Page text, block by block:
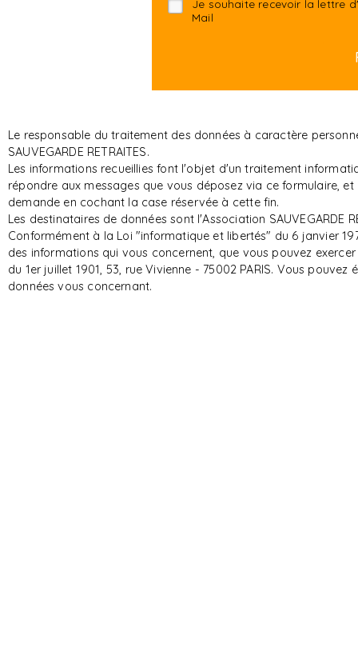
Je souhaite recevoir la lettre
Mail
Le responsable du traitement des données à caractère
SAUVEGARDE RETRAITES.
Les informations recueillies font l'objet d'un traitement
répondre aux messages que vous déposez via ce formulaire,
demande en cochant la case réservée à cette fin.
Les destinataires de données sont l'Association SAUVEGARDE
Conformément à la Loi "informatique et libertés" du 6 janvier
des informations qui vous concernent, que vous pouvez
du 1er juillet 1901, 53, rue Vivienne - 75002 PARIS. Vous
données vous concernant.